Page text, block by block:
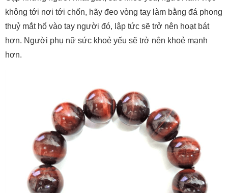
không tới nơi tới chốn, hãy đeo vòng tay làm bằng đá phong
thuỷ mắt hổ vào tay người đó, lập tức sẽ trở nên hoạt bát
hơn. Người phụ nữ sức khoẻ yếu sẽ trở nên khoẻ mạnh
hơn.